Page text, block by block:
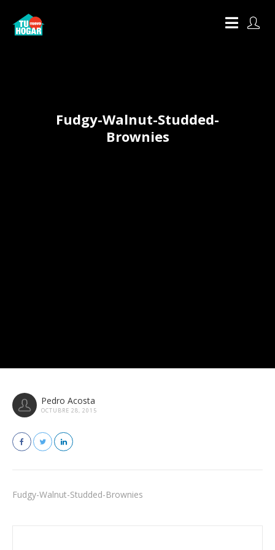
Fudgy-Walnut-Studded-
Brownies
Pedro Acosta
OCTUBRE 28, 2015
Fudgy-Walnut-Studded-Brownies